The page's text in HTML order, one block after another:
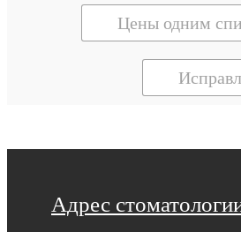
Цены одним
Адрес